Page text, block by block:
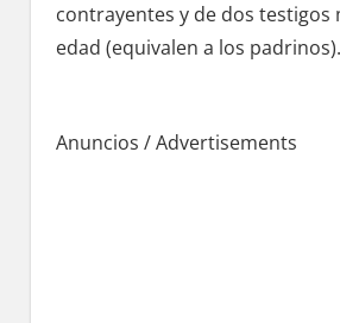
contrayentes у dе dos testigos
edad (equivalen а los padrinos).
Anuncios / Advertisements